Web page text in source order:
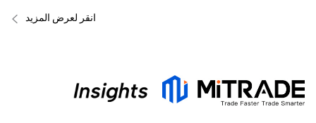
انقر لعرض المزيد